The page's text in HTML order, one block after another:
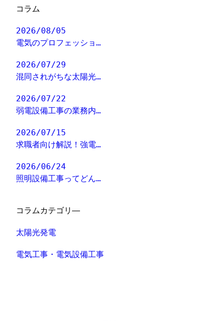
コラム
2026/08/05
電気のプロフェッショ…
2026/07/29
混同されがちな太陽光…
2026/07/22
弱電設備工事の業務内…
2026/07/15
求職者向け解説！強電…
2026/06/24
照明設備工事ってどん…
コラムカテゴリ―
太陽光発電
電気工事・電気設備工事